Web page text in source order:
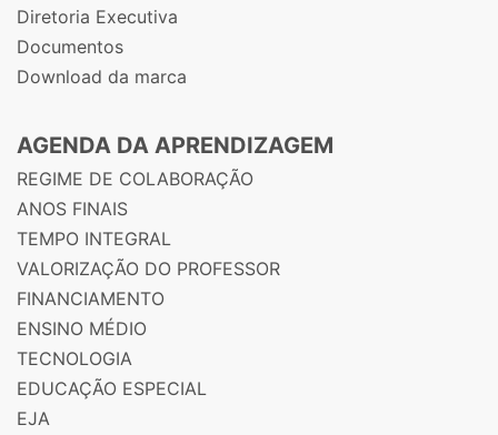
Diretoria Executiva
Documentos
Download da marca
AGENDA DA APRENDIZAGEM
REGIME DE COLABORAÇÃO
ANOS FINAIS
TEMPO INTEGRAL
VALORIZAÇÃO DO PROFESSOR
FINANCIAMENTO
ENSINO MÉDIO
TECNOLOGIA
EDUCAÇÃO ESPECIAL
EJA